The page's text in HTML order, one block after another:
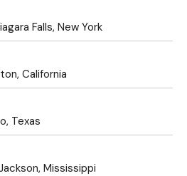
Falls, New York
California
Texas
Mississippi